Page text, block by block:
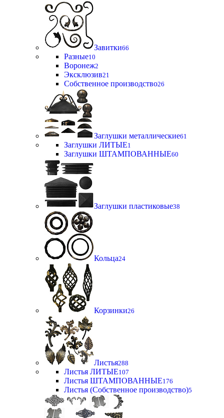
Завитки66
Разные10
Воронеж2
Эксклюзив21
Собственное производство26
Заглушки металлические61
Заглушки ЛИТЫЕ1
Заглушки ШТАМПОВАННЫЕ60
Заглушки пластиковые38
Кольца24
Корзинки26
Листья288
Листья ЛИТЫЕ107
Листья ШТАМПОВАННЫЕ176
Листья (Собственное производство)5